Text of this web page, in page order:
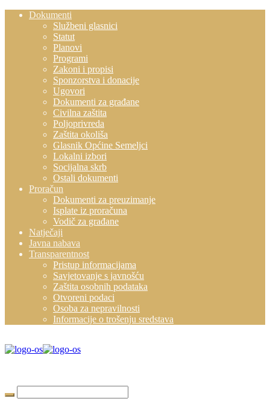
Dokumenti
Službeni glasnici
Statut
Planovi
Programi
Zakoni i propisi
Sponzorstva i donacije
Ugovori
Dokumenti za građane
Civilna zaštita
Poljoprivreda
Zaštita okoliša
Glasnik Općine Semeljci
Lokalni izbori
Socijalna skrb
Ostali dokumenti
Proračun
Dokumenti za preuzimanje
Isplate iz proračuna
Vodič za građane
Natječaji
Javna nabava
Transparentnost
Pristup informacijama
Savjetovanje s javnošću
Zaštita osobnih podataka
Otvoreni podaci
Osoba za nepravilnosti
Informacije o trošenju sredstava